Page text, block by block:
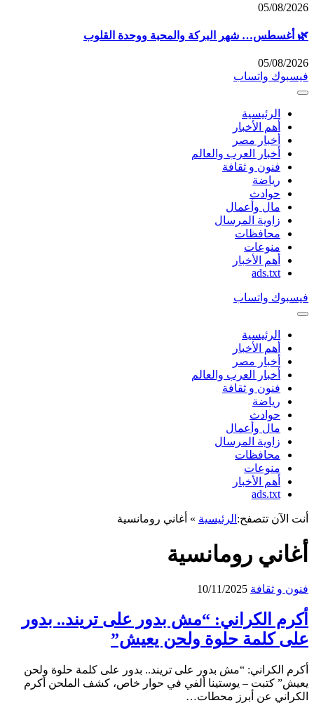
05/08/2026
🌿 أغسطس… شهر البركة والمحبة ووحدة القلوب
05/08/2026
فيسبوك واتساب
الرئيسية
أهم الأخبار
أخبار مصر
أخبار العرب والعالم
فنون و ثقافة
رياضة
حوادث
مال وأعمال
زاوية المرسال
محافظات
منوعات
أهم الأخبار
ads.txt
فيسبوك واتساب
الرئيسية
أهم الأخبار
أخبار مصر
أخبار العرب والعالم
فنون و ثقافة
رياضة
حوادث
مال وأعمال
زاوية المرسال
محافظات
منوعات
أهم الأخبار
ads.txt
أنت الآن تتصفح: الرئيسية » أغاني رومانسية
أغاني رومانسية
فنون و ثقافة 10/11/2025
أكرم الكراني: “مش بدور على تريند.. بدور
على كلمة حلوة ولحن يعيش”
أكرم الكراني: “مش بدور على تريند.. بدور على كلمة حلوة ولحن
يعيش” كتبت – يوستينا ألفي في حوار خاص، كشف الملحن أكرم
الكراني عن أبرز محطات…